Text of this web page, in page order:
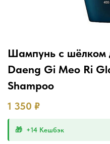
Шампунь с шёлком
Daeng Gi Meo Ri
Shampoo
1 350 ₽
+14 Кешбэк